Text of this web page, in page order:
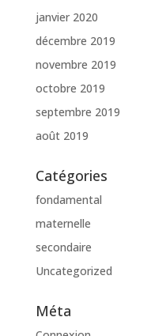
janvier 2020
décembre 2019
novembre 2019
octobre 2019
septembre 2019
août 2019
Catégories
fondamental
maternelle
secondaire
Uncategorized
Méta